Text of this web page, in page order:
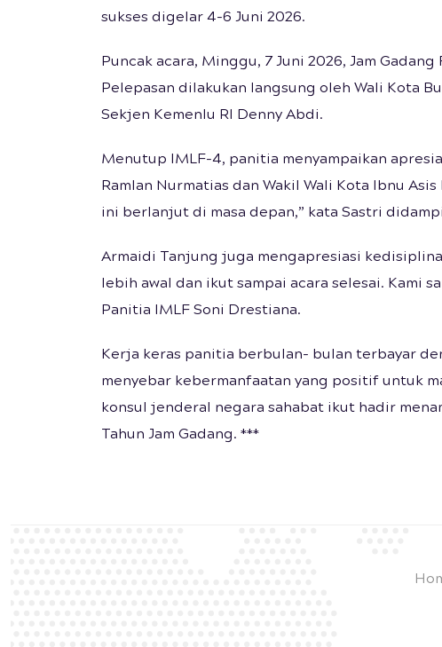
sukses digelar 4-6 Juni 2026.
Puncak acara, Minggu, 7 Juni 2026, Jam
Pelepasan dilakukan langsung oleh Wali Kota
Sekjen Kemenlu RI Denny Abdi.
Menutup IMLF-4, panitia menyampaikan
Ramlan Nurmatias dan Wakil Wali Kota Ibnu
ini berlanjut di masa depan,” kata Sastri
Armaidi Tanjung juga mengapresiasi
lebih awal dan ikut sampai acara selesai. Kami
Panitia IMLF Soni Drestiana.
Kerja keras panitia berbulan- bulan terbayar
menyebar kebermanfaatan yang positif untuk
konsul jenderal negara sahabat ikut hadir
Tahun Jam Gadang. ***